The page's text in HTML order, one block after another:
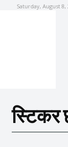
Saturday, August 8,
स्टिकर